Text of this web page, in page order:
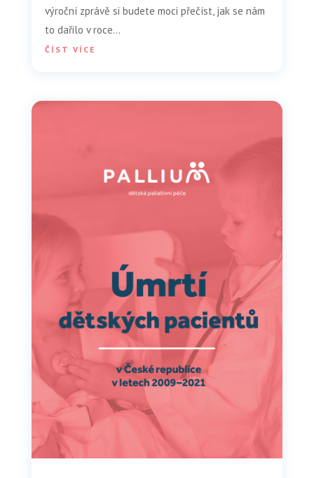
výroční zprávě si budete moci přečíst, jak se nám
to dařilo v roce...
ČÍST VÍCE